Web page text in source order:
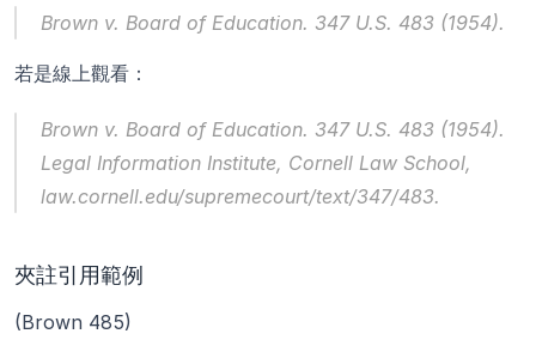
Brown v. Board of Education. 347 U.S. 483 (1954).
若是線上觀看：
Brown v. Board of Education. 347 U.S. 483 (1954).
Legal Information Institute, Cornell Law School,
law.cornell.edu/supremecourt/text/347/483.
夾註引用範例
(Brown 485)